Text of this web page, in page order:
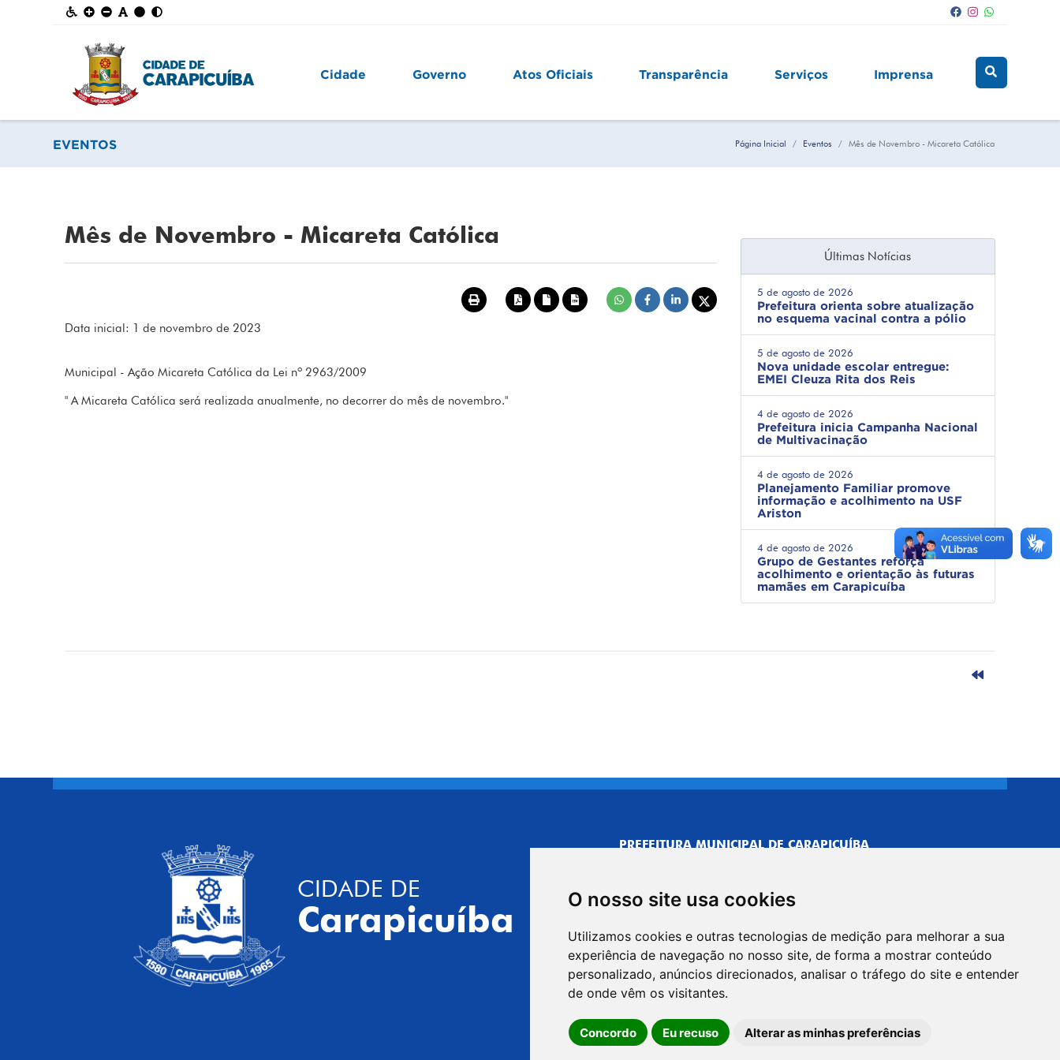
O nosso site usa cookies
Utilizamos cookies e outras tecnologias de medição para melhorar a sua
experiência de navegação no nosso site, de forma a mostrar conteúdo
personalizado, anúncios direcionados, analisar o tráfego do site e entender
de onde vêm os visitantes.
Concordo Eu recuso Alterar as minhas preferências
Cidade Governo Atos Oficiais Transparência Serviços Imprensa
EVENTOS Página Inicial Eventos Mês de Novembro - Micareta Católica
Mês de Novembro - Micareta Católica
Data inicial: 1 de novembro de 2023
Municipal - Ação Micareta Católica da Lei nº 2963/2009
" A Micareta Católica será realizada anualmente, no decorrer do mês de novembro."
Últimas Notícias
5 de agosto de 2026
Prefeitura orienta sobre atualização
no esquema vacinal contra a pólio
5 de agosto de 2026
Nova unidade escolar entregue:
EMEI Cleuza Rita dos Reis
4 de agosto de 2026
Prefeitura inicia Campanha Nacional
de Multivacinação
4 de agosto de 2026
Planejamento Familiar promove
informação e acolhimento na USF
Ariston
4 de agosto de 2026
Grupo de Gestantes reforça
acolhimento e orientação às futuras
mamães em Carapicuíba
CIDADE DE
Carapicuíba
PREFEITURA MUNICIPAL DE CARAPICUÍBA
CENTRO ADMINISTRATIVO
R. Joaquim das Neves, 211 - Vila Caldas, Carapicuíba/SP
Telefone: 4164-5500
GABINETE DO PREFEITO
R. Joaquim das Neves, 205 - Vila Caldas, Carapicuíba/SP
CEP: 06310-030, Brasil